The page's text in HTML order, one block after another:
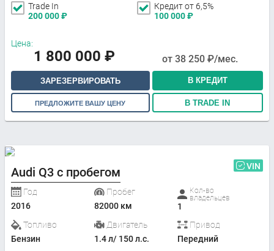
Trade In
200 000₽
Кредит от 6,5%
100 000₽
Цена:
1 800 000 ₽ от 38 250 ₽/мес.
ЗАРЕЗЕРВИРОВАТЬ В КРЕДИТ
ПРЕДЛОЖИТЕ ВАШУ ЦЕНУ В TRADE IN
Audi Q3 с пробегом VIN
Год
2016
Пробег
82000 км
Кол-во
владельцев
1
Топливо
Бензин
Двигатель
1.4 л/ 150 л.с.
Привод
Передний